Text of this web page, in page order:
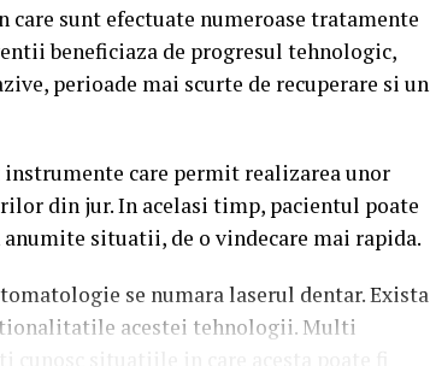
este tratamentul gingiilor. Fie ca este
afectiunilor parodontale sau
poate reprezenta o solutie eficienta si
utilizata este chirurgia orala. In cazul unor
laserul poate permite realizarea
pentru indepartarea unor formatiuni
frenectomiilor.
Ilfovpot beneficia de aceasta tehnologie si
sunt efectuate numeroase tratamente
beneficiaza de progresul tehnologic,
perioade mai scurte de recuperare si un
care permit realizarea unor
din jur. In acelasi timp, pacientul poate
situatii, de o vindecare mai rapida.
se numara laserul dentar. Exista
acestei tehnologii. Multi